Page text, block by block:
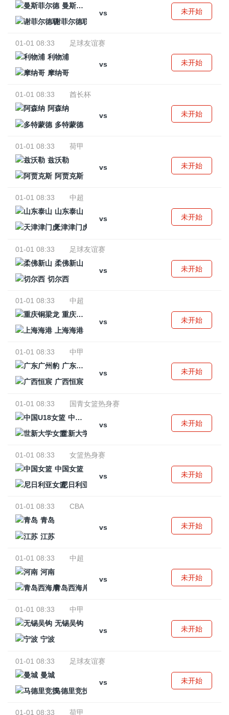
曼斯菲尔德
vs
谢菲尔德联
未开始
01-01 08:33
足球友谊赛
利物浦
vs
摩纳哥
未开始
01-01 08:33
酋长杯
阿森纳
vs
多特蒙德
未开始
01-01 08:33
荷甲
兹沃勒
vs
阿贾克斯
未开始
01-01 08:33
中超
山东泰山
vs
天津津门虎
未开始
01-01 08:33
足球友谊赛
柔佛新山
vs
切尔西
未开始
01-01 08:33
中超
重庆铜梁龙
vs
上海海港
未开始
01-01 08:33
中甲
广东广州豹
vs
广西恒宸
未开始
01-01 08:33
国青女篮热身赛
中国U18女篮
vs
世新大学女篮
未开始
01-01 08:33
女篮热身赛
中国女篮
vs
尼日利亚女篮
未开始
01-01 08:33
CBA
青岛
vs
江苏
未开始
01-01 08:33
中超
河南
vs
青岛西海岸
未开始
01-01 08:33
中甲
无锡吴钩
vs
宁波
未开始
01-01 08:33
足球友谊赛
曼城
vs
马德里竞技
未开始
01-01 08:33 荷甲